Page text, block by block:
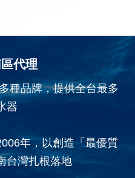
代理
種品牌，提供全台最多
器
年，以創造「最優質
台灣扎根落地